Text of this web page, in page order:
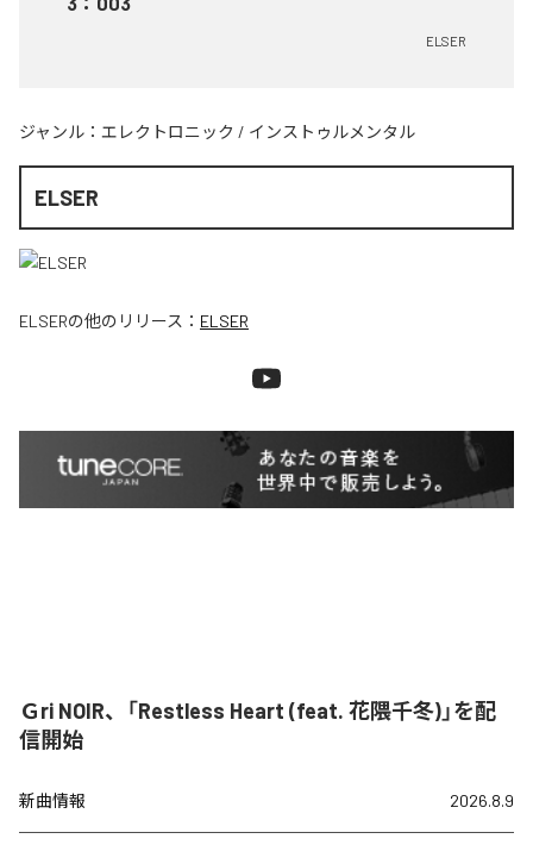
ELSER
ジャンル： エレクトロニック / インストゥルメンタル
ELSER
ELSERの他のリリース： ELSER
Ｇri NOIR、「Restless Heart (feat. 花隈千冬)」を配
信開始
新曲情報 2026.8.9